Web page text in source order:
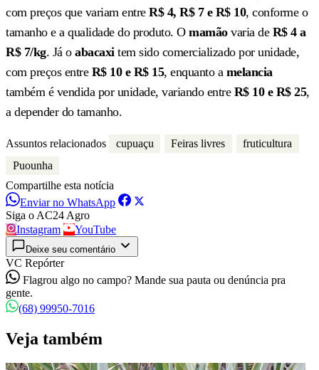
com preços que variam entre R$ 4, R$ 7 e R$ 10, conforme o
tamanho e a qualidade do produto. O mamãovaria de R$ 4 a
R$ 7/kg. Já o abacaxi tem sido comercializado por unidade,
com preços entre R$ 10 e R$ 15, enquanto a melancia
também é vendida por unidade, variando entre R$ 10 e R$ 25,
a depender do tamanho.
Assuntos relacionados cupuaçu Feiras livres
fruticultura
Puounha
Compartilhe esta notícia
Enviar no WhatsApp
Siga o AC24 Agro
Instagram
YouTube
Deixe seu comentário
VC Repórter
Flagrou algo no campo? Mande sua pauta ou denúncia pra
gente.
(68) 99950-7016
Veja também